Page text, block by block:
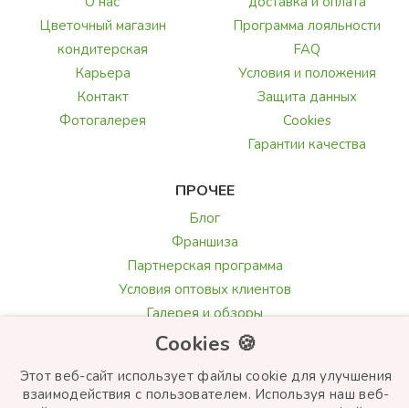
Цветочный магазин
кондитерская
Карьера
Контакт
Фотогалерея
Программа лояльности
FAQ
Условия и положения
Защита данных
Cookies
Гарантии качества
ПРОЧЕЕ
Блог
Франшиза
Партнерская программа
Условия оптовых клиентов
Галерея и обзоры
Текст поздравления
Cookies 🍪
Этот веб-сайт использует файлы cookie для улучшения
взаимодействия с пользователем. Используя наш веб-